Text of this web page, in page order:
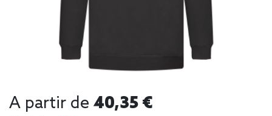
A partir de 40,35 €